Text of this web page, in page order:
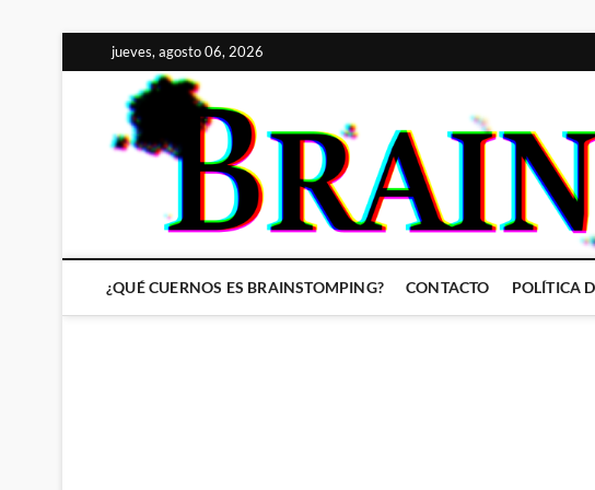
al
contenido
jueves, agosto 06, 2026
¿QUÉ CUERNOS ES BRAINSTOMPING? CONTACTO POLÍTICA